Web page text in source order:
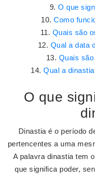
O que
Como
Quais são
Qual a data
Quais
Qual a
O que
Dinastia é o período
pertencentes a uma
A palavra dinastia tem
que significa poder,